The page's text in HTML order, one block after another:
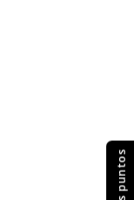
Mis puntos